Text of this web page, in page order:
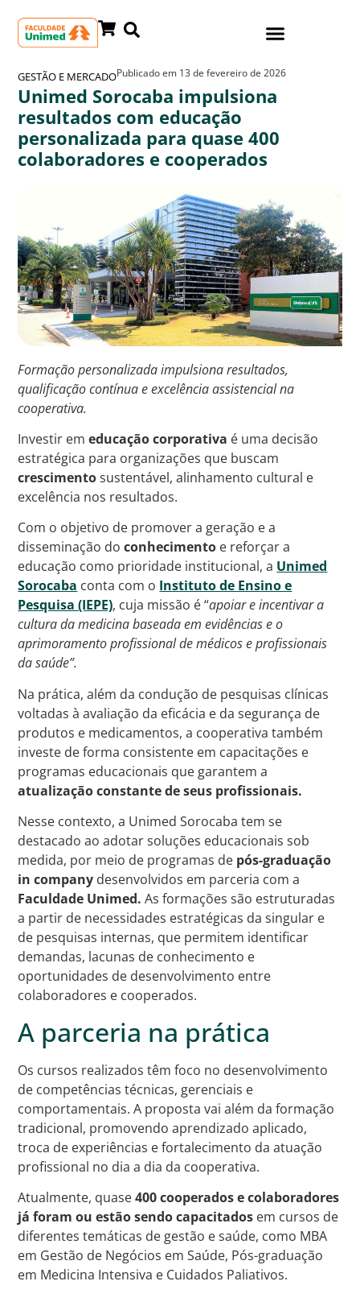
GESTÃO E MERCADOPublicado em 13 de fevereiro de 2026
Unimed Sorocaba impulsiona
resultados com educação
personalizada para quase 400
colaboradores e cooperados
Formação personalizada impulsiona resultados,
qualificação contínua e excelência assistencial na
cooperativa.
Investir emeducação corporativa é uma decisão
estratégica para organizações que buscam
crescimentosustentável, alinhamento cultural e
excelência nos resultados.
Com o objetivo de promover a geração e a
disseminação doconhecimento e reforçar a
educação como prioridade institucional, a Unimed
Sorocaba conta com o Instituto de Ensino e
Pesquisa (IEPE), cuja missão é “apoiar e incentivar a
cultura da medicina baseada em evidências e o
aprimoramento profissional de médicos e profissionais
da saúde”.
Na prática, além da condução de pesquisas clínicas
voltadas à avaliação da eficácia e da segurança de
produtos e medicamentos, a cooperativa também
investe de forma consistente em capacitações e
programas educacionais que garantem a
atualização constante de seus profissionais.
Nesse contexto, a Unimed Sorocaba tem se
destacado ao adotar soluções educacionais sob
medida, por meio de programas de pós-graduação
in company desenvolvidos em parceria com a
Faculdade Unimed. As formações são estruturadas
a partir de necessidades estratégicas da singular e
de pesquisas internas, que permitem identificar
demandas, lacunas de conhecimento e
oportunidades de desenvolvimento entre
colaboradores e cooperados.
A parceria na prática
Os cursos realizados têm foco no desenvolvimento
de competências técnicas, gerenciais e
comportamentais. A proposta vai além da formação
tradicional, promovendo aprendizado aplicado,
troca de experiências e fortalecimento da atuação
profissional no dia a dia da cooperativa.
Atualmente, quase400 cooperados e colaboradores
já foram ou estão sendo capacitados em cursos de
diferentes temáticas de gestão e saúde, como MBA
em Gestão de Negócios em Saúde, Pós-graduação
em Medicina Intensiva e Cuidados Paliativos.